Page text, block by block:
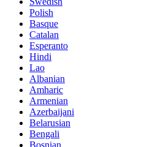
Polish
Basque
Catalan
Esperanto
Hindi
Lao
Albanian
Amharic
Armenian
Azerbaijani
Belarusian
Bengali